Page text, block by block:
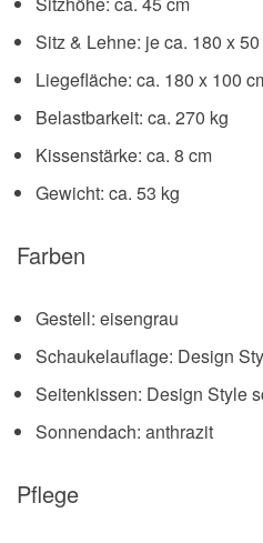
Sitz & Lehne: je ca. 180 x
Liegefläche: ca. 180 x 100
Belastbarkeit: ca. 270 kg
Kissenstärke: ca. 8 cm
Gewicht: ca. 53 kg
Farben
Gestell: eisengrau
Schaukelauflage: Design
Seitenkissen: Design Style
Sonnendach: anthrazit
Pflege